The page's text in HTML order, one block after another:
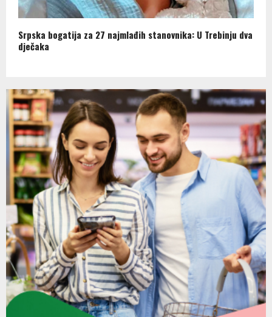
Srpska bogatija za 27 najmlađih stanovnika: U Trebinju dva
dječaka